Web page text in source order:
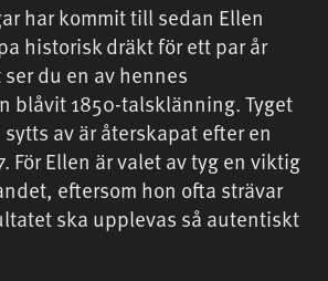
har kommit till sedan Ellen
historisk dräkt för ett par år
du en av hennes
blåvit 1850-talsklänning. Tyget
av är återskapat efter en
För Ellen är valet av tyg en viktig
eftersom hon ofta strävar
ska upplevas så autentiskt